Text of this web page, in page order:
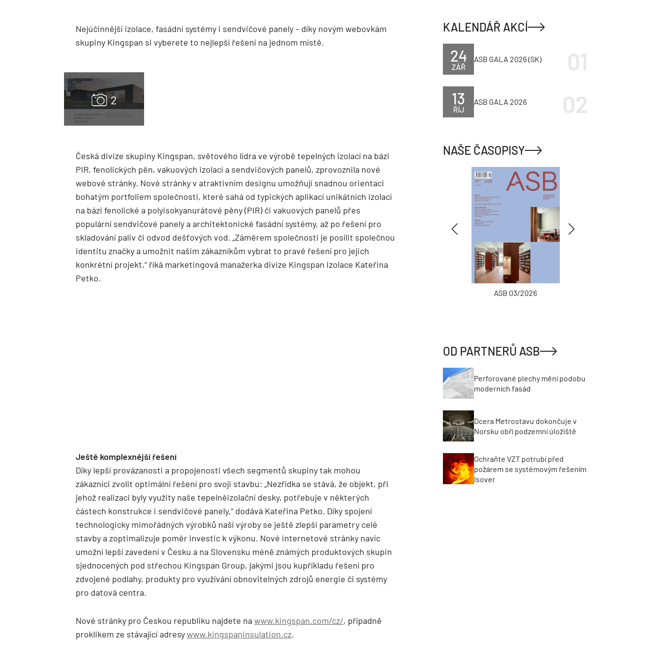
Nejúčinnější izolace, fasádní systémy i sendvičové panely – díky novým webovkám
skupiny Kingspan si vyberete to nejlepší řešení na jednom místě.
Česká divize skupiny Kingspan, světového lídra ve výrobě tepelných izolací na bázi
PIR, fenolických pěn, vakuových izolací a sendvičových panelů, zprovoznila nové
webové stránky. Nové stránky v atraktivním designu umožňují snadnou orientaci
bohatým portfoliem společnosti, které sahá od typických aplikací unikátních izolací
na bázi fenolické a polyisokyanurátové pěny (PIR) či vakuových panelů přes
populární sendvičové panely a architektonické fasádní systémy, až po řešení pro
skladování paliv či odvod dešťových vod. „Záměrem společnosti je posílit společnou
identitu značky a umožnit našim zákazníkům vybrat to pravé řešení pro jejich
konkrétní projekt,“ říká marketingová manažerka divize Kingspan Izolace Kateřina
Petko.
Ještě komplexnější řešení
Díky lepší provázanosti a propojenosti všech segmentů skupiny tak mohou
zákazníci zvolit optimální řešení pro svoji stavbu: „Nezřídka se stává, že objekt, při
jehož realizaci byly využity naše tepelněizolační desky, potřebuje v některých
částech konstrukce i sendvičové panely,“ dodává Kateřina Petko. Díky spojení
technologicky mimořádných výrobků naší výroby se ještě zlepší parametry celé
stavby a zoptimalizuje poměr investic k výkonu. Nové internetové stránky navíc
umožní lepší zavedení v Česku a na Slovensku méně známých produktových skupin
sjednocených pod střechou Kingspan Group, jakými jsou kupříkladu řešení pro
zdvojené podlahy, produkty pro využívání obnovitelných zdrojů energie či systémy
pro datová centra.
Nové stránky pro Českou republiku najdete na www.kingspan.com/cz/, případně
proklikem ze stávající adresywww.kingspaninsulation.cz.
KALENDÁŘ AKCÍ
ZÁŘ
24 ASB GALA 2026 (SK)
ŘÍJ
13 ASB GALA 2026
NAŠE ČASOPISY
ASB 03/2026
OD PARTNERŮ ASB
Perforované plechy mění podobu
moderních fasád
Dcera Metrostavu dokončuje v
Norsku obří podzemní úložiště
Ochraňte VZT potrubí před
požárem se systémovým řešením
Isover